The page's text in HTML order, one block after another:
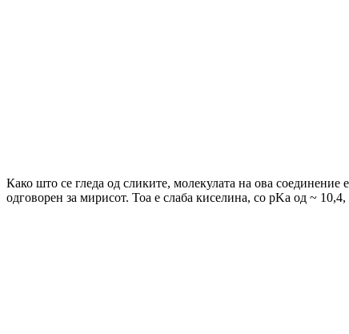
Како што се гледа од сликите, молекулата на ова соединение
одговорен за мирисот. Тоа е слаба киселина, со pKa од ~